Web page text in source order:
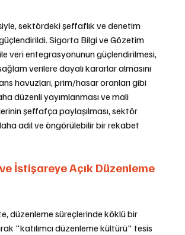
sektördeki şeffaflık ve denetim
Sigorta Bilgi ve Gözetim
veri entegrasyonunun güçlendirilmesi,
verilere dayalı kararlar almasını
havuzları, prim/hasar oranları gibi
düzenli yayımlanması ve mali
şeffafça paylaşılması, sektör
adil ve öngörülebilir bir rekabet
ve İstişareye Açık Düzenleme
düzenleme süreçlerinde köklü bir
"katılımcı düzenleme kültürü" tesis